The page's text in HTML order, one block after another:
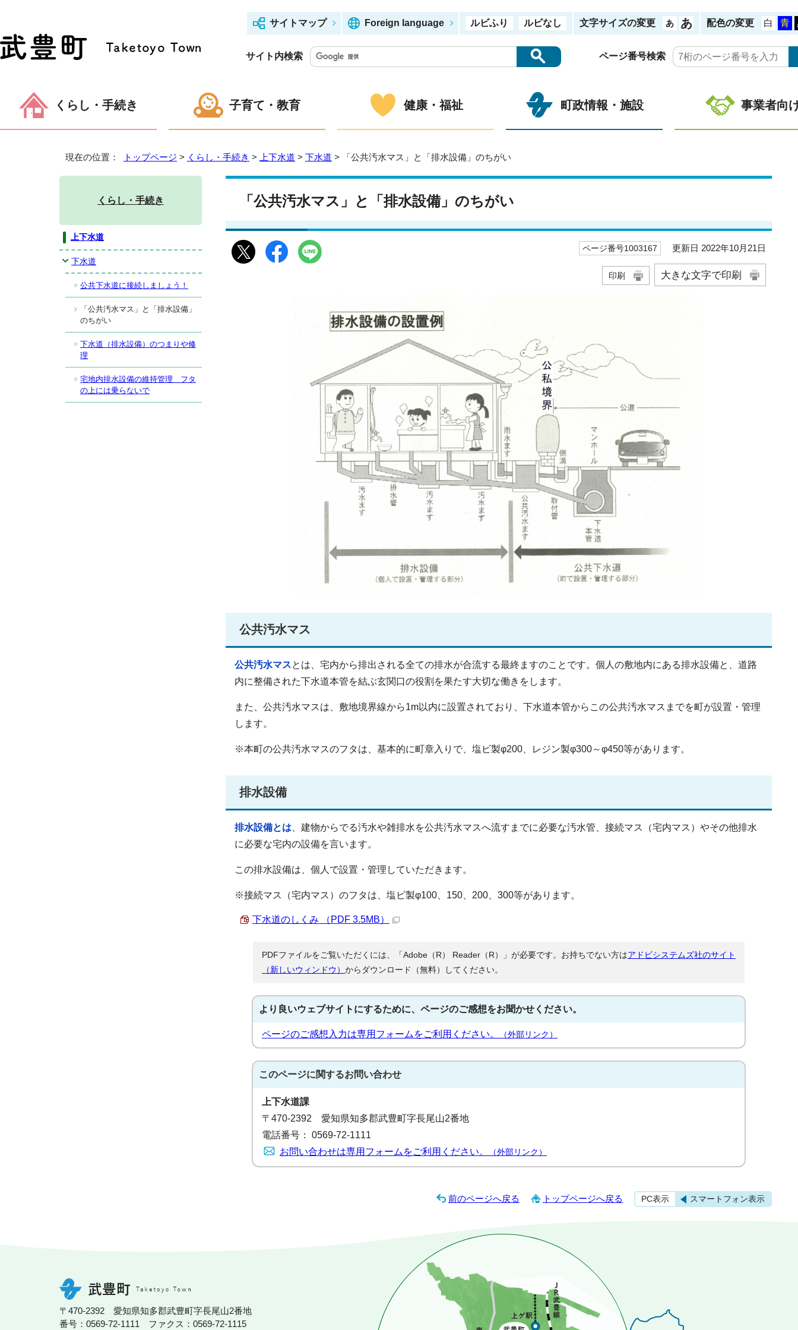
サイトマップ Foreign language ルビふり ルビなし 文字サイズの変更 配色の変更
サイト内検索 ページ番号検索
くらし・手続き 子育て・教育 健康・福祉 町政情報・施設 事業者向
現在の位置： トップページ > くらし・手続き > 上下水道 > 下水道 > 「公共汚水マス」と「排水設備」のちがい
「公共汚水マス」と「排水設備」のちがい
ページ番号1003167 更新日 2022年10月21日
印刷 大きな文字で印刷
公共汚水マス
公共汚水マスとは、宅内から排出される全ての排水が合流する最終ますのことです。個人の敷地内にある排水設備と、道路
内に整備された下水道本管を結ぶ玄関口の役割を果たす大切な働きをします。
また、公共汚水マスは、敷地境界線から1m以内に設置されており、下水道本管からこの公共汚水マスまでを町が設置・管理
します。
※本町の公共汚水マスのフタは、基本的に町章入りで、塩ビ製φ200、レジン製φ300～φ450等があります。
排水設備
排水設備とは 、建物からでる汚水や雑排水を公共汚水マスへ流すまでに必要な汚水管、接続マス（宅内マス）やその他排水
に必要な宅内の設備を言います。
この排水設備は、個人で設置・管理していただきます。
※接続マス（宅内マス）のフタは、塩ビ製φ100、150、200、300等があります。
下水道のしくみ （PDF 3.5MB）
PDFファイルをご覧いただくには、「Adobe（R） Reader（R）」が必要です。お持ちでない方はアドビシステムズ社のサイト
（新しいウィンドウ） からダウンロード（無料）してください。
より良いウェブサイトにするために、ページのご感想をお聞かせください。
ページのご感想入力は専用フォームをご利用ください。 （外部リンク）
このページに関するお問い合わせ
上下水道課
〒470-2392 愛知県知多郡武豊町字長尾山2番地
電話番号： 0569-72-1111
お問い合わせは専用フォームをご利用ください。
（外部リンク）
くらし・手続き
上下水道
下水道
公共下水道に接続しましょう！
「公共汚水マス」と「排水設備」
のちがい
下水道（排水設備）のつまりや修
理
宅地内排水設備の維持管理 フタ
の上には乗らないで
前のページへ戻る トップページへ戻る PC表示 スマートフォン表示
〒470-2392 愛知県知多郡武豊町字長尾山2番地
番号：0569-72-1111 ファクス：0569-72-1115